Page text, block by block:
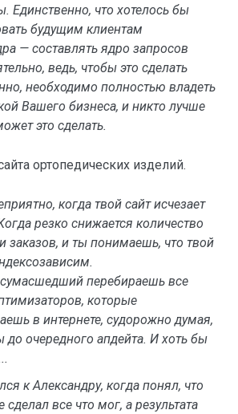
Единственно, что хотелось бы
будущим клиентам
— составлять ядро запросов
ведь, чтобы это сделать
необходимо полностью владеть
Вашего бизнеса, и никто лучше
это сделать.
ортопедических изделий.
когда твой сайт исчезает
резко снижается количество
заказов, и ты понимаешь, что твой
перебираешь все
которые
в интернете, судорожно думая,
до очередного апдейта. И хоть бы
к Александру, когда понял, что
сделал все что мог, а результата